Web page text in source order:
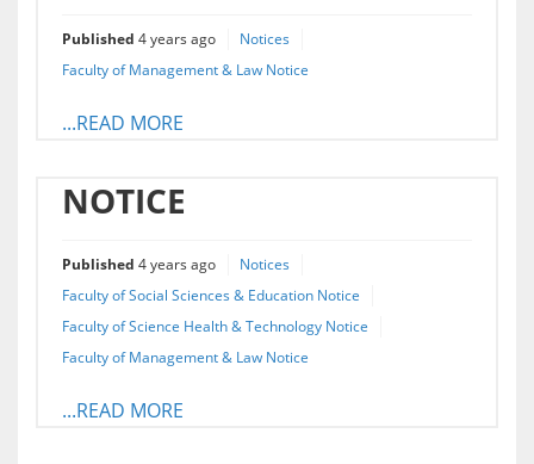
Published 4 years ago
Notices
Faculty of Management & Law Notice
...READ MORE
NOTICE
Published 4 years ago
Notices
Faculty of Social Sciences & Education Notice
Faculty of Science Health & Technology Notice
Faculty of Management & Law Notice
...READ MORE